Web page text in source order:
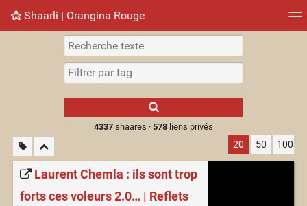
Shaarli ¦ Orangina Rouge
Nuage de tags Mur d'images
results.
4337shaares · 578liens privés
20 50 100
Laurent Chemla : ils sont trop
forts ces voleurs 2.0… | Reflets